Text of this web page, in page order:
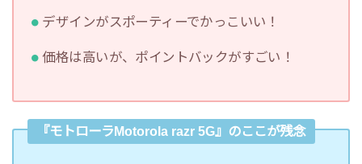
デザインがスポーティーでかっこいい！
価格は高いが、ポイントバックがすごい！
『モトローラMotorola razr 5G』のここが残念